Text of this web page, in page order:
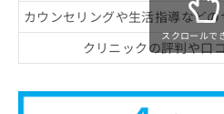
カウンセリングや生活指導など
クリニックの評判や口
スクロールで